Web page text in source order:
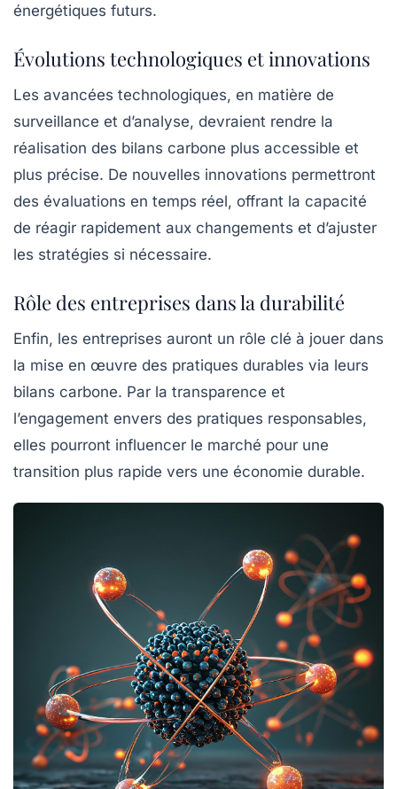
énergétiques futurs.
Évolutions technologiques et innovations
Les avancées technologiques, en matière de
surveillance et d’analyse, devraient rendre la
réalisation des bilans carbone plus accessible et
plus précise. De nouvelles innovations permettront
des évaluations en temps réel, offrant la capacité
de réagir rapidement aux changements et d’ajuster
les stratégies si nécessaire.
Rôle des entreprises dans la durabilité
Enfin, les entreprises auront un rôle clé à jouer dans
la mise en œuvre des pratiques durables via leurs
bilans carbone. Par la transparence et
l’engagement envers des pratiques responsables,
elles pourront influencer le marché pour une
transition plus rapide vers une économie durable.